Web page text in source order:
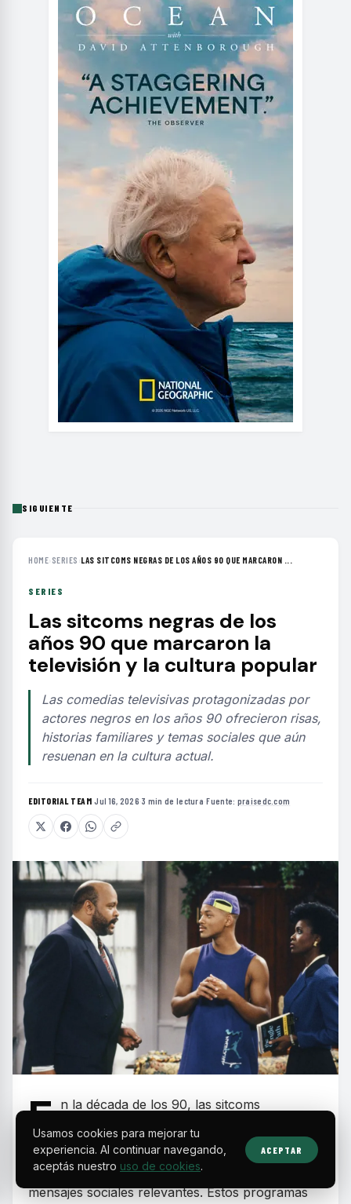
SIGUIENTE
HOME› SERIES ›LAS SITCOMS NEGRAS DE LOS AÑOS 90 QUE MARCARON ...
SERIES
Las sitcoms negras de los
años 90 que marcaron la
televisión y la cultura popular
Las comedias televisivas protagonizadas por
actores negros en los años 90 ofrecieron risas,
historias familiares y temas sociales que aún
resuenan en la cultura actual.
EDITORIAL TEAM·Jul 16, 2026·3 min de lectura·Fuente: praisedc.com
E n la década de los 90, las sitcoms
protagonizadas por actores y comunidades
negras se consolidaron como un fenómeno
cultural que combinó humor, valores familiares y
mensajes sociales relevantes. Estos programas
Usamos cookies para mejorar tu
experiencia. Al continuar navegando,
aceptás nuestro uso de cookies.
ACEPTAR